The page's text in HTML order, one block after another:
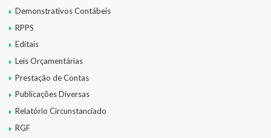
Demonstrativos Contábeis
RPPS
Editais
Leis Orçamentárias
Prestação de Contas
Publicações Diversas
Relatório Circunstanciado
RGF